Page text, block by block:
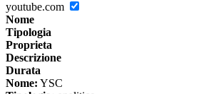
youtube.com
Nome
Tipologia
Proprieta
Descrizione
Durata
Nome: YSC